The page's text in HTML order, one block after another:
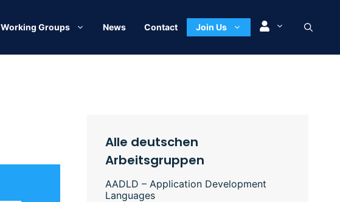
Working Groups News Contact Join Us
Alle deutschen
Arbeitsgruppen
AADLD – Application Development
Languages